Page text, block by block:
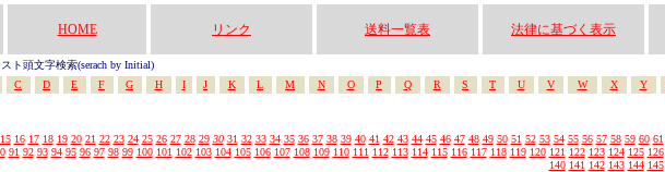
HOME リンク 送料一覧表 法律に基づく表示
ト頭文字検索(serach by Initial)
C
D E F G H I J K L M N O P Q R S T U V W X Y
15 16 17 18 19 20 21 22 23 24 25 26 27 28 29 30 31 32 33 34 35 36 37 38 39 40 41 42 43 44 45 46 47 48 49 50 51 52 53 54 55 56 57 58 59 60 61
91 92 93 94 95 96 97 98 99 100 101 102 103 104 105 106 107 108 109 110 111 112 113 114 115 116 117 118 119 120 121 122 123 124 125 126
140 141 142 143 144 145